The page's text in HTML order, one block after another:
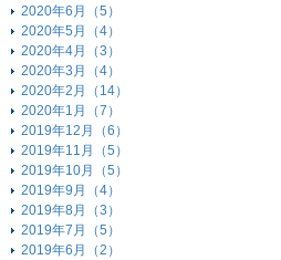
2020年6月（5）
2020年5月（4）
2020年4月（3）
2020年3月（4）
2020年2月（14）
2020年1月（7）
2019年12月（6）
2019年11月（5）
2019年10月（5）
2019年9月（4）
2019年8月（3）
2019年7月（5）
2019年6月（2）